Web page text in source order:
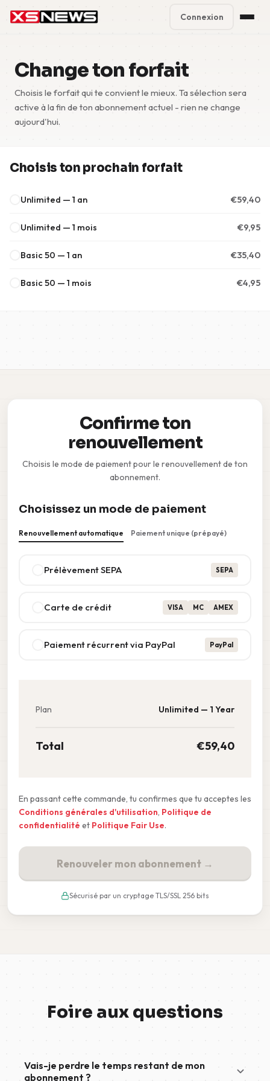
Block Accounts
Support
FAQ
5 Day Pass
Connexion
Change ton forfait
Choisis le forfait qui te convient le mieux. Ta sélection sera
active à la fin de ton abonnement actuel - rien ne change
aujourd'hui.
Choisis ton prochain forfait
Unlimited — 1 an €59,40
Unlimited — 1 mois €9,95
Basic 50 — 1 an €35,40
Basic 50 — 1 mois €4,95
Confirme ton
renouvellement
Choisis le mode de paiement pour le renouvellement de ton
abonnement.
Choisissez un mode de paiement
Renouvellement automatique Paiement unique (prépayé)
Prélèvement SEPA SEPA
Carte de crédit VISA MC AMEX
Paiement récurrent via PayPal PayPal
Plan Unlimited — 1 Year
Total €59,40
En passant cette commande, tu confirmes que tu acceptes les
Conditions générales d'utilisation, Politique de
confidentialité et Politique Fair Use.
Renouveler mon abonnement →
Sécurisé par un cryptage TLS/SSL 256 bits
Foire aux questions
Vais-je perdre le temps restant de mon
abonnement ?